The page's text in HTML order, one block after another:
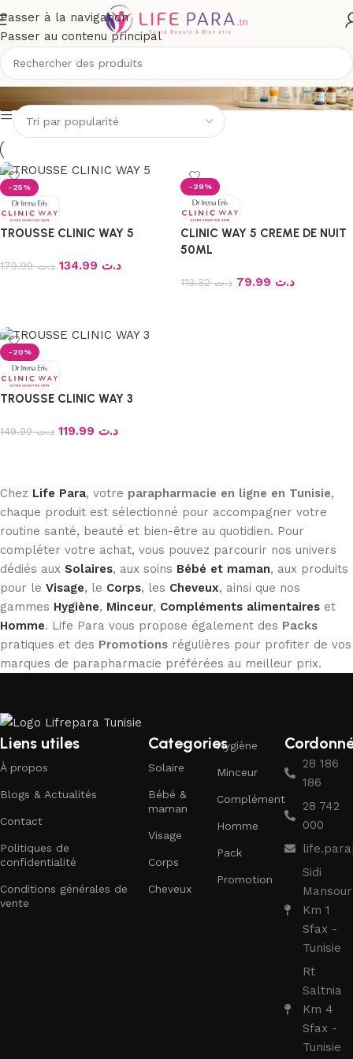
Passer à la navigation
Passer au contenu principal
CLINIC WAY
-25%
TROUSSE CLINIC WAY 5
د.ت179.99 د.ت
-29%
CLINIC WAY 5 CREME DE NUIT
50ML
د.ت113.32 د.ت
-20%
TROUSSE CLINIC WAY 3
د.ت149.99 د.ت
Chez Life Para, votre parapharmacie en ligne en Tunisie,
chaque produit est sélectionné pour accompagner votre
routine santé, beauté et bien-être au quotidien. Pour
compléter votre achat, vous pouvez parcourir nos univers
dédiés aux Solaires, aux soins Bébé et maman, aux produits
pour le Visage, le Corps, les Cheveux, ainsi que nos
gammes Hygiène, Minceur, Compléments alimentaires et
Homme. Life Para vous propose également des Packs
pratiques et des Promotions régulières pour profiter de vos
marques de parapharmacie préférées au meilleur prix.
Liens utiles
À propos
Blogs & Actualités
Contact
Politiques de
confidentialité
Conditions générales de
vente
Categories
Solaire
Bébé &
maman
Visage
Corps
Cheveux
Hygiène
Minceur
Complément
Homme
Pack
Promotion
28 186
186
28 742
000
Sidi
Mansour
Km 1
Sfax -
Tunisie
Rt
Saltnia
Km 4
Sfax -
Tunisie